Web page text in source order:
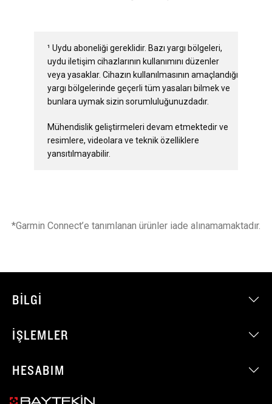
¹ Uydu aboneliği gereklidir. Bazı yargı bölgeleri,
uydu iletişim cihazlarının kullanımını düzenler
veya yasaklar. Cihazın kullanılmasının amaçlandığı
yargı bölgelerinde geçerli tüm yasaları bilmek ve
bunlara uymak sizin sorumluluğunuzdadır.
Mühendislik geliştirmeleri devam etmektedir ve
resimlere, videolara ve teknik özelliklere
yansıtılmayabilir.
*Garmin Connect’e tanımlanan ürünler iade alınamamaktadır.
BILGI
İŞLEMLER
HESABIM